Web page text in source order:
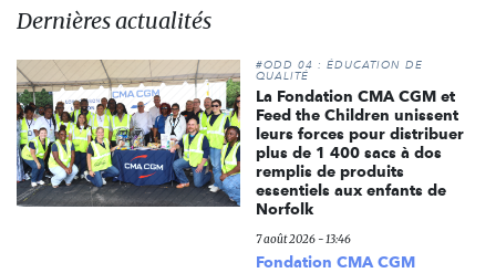
Dernières actualités
#ODD 04 : ÉDUCATION DE
QUALITÉ
La Fondation CMA CGM et
Feed the Children unissent
leurs forces pour distribuer
plus de 1 400 sacs à dos
remplis de produits
essentiels aux enfants de
Norfolk
7 août 2026 - 13:46
Fondation CMA CGM